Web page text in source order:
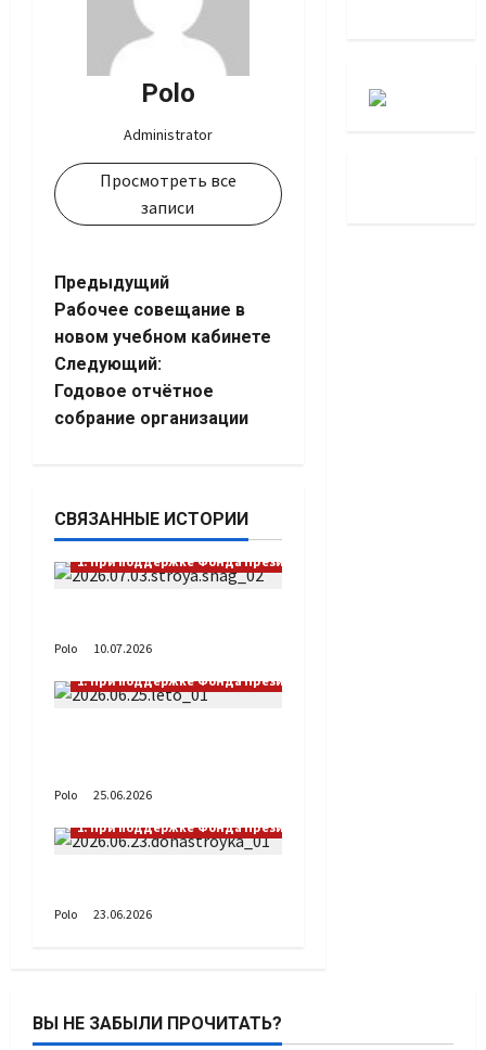
Polo
Administrator
Просмотреть все
записи
Навигация
записи
Предыдущий
Рабочее совещание в
новом учебном кабинете
Следующий:
Годовое отчётное
собрание организации
СВЯЗАННЫЕ ИСТОРИИ
1. При поддержке Фонда Президентских грантов
Polo
10.07.2026
1. При поддержке Фонда Президентских грантов
Polo
25.06.2026
1. При поддержке Фонда Президентских грантов
Polo 23.06.2026
ВЫ НЕ ЗАБЫЛИ ПРОЧИТАТЬ?